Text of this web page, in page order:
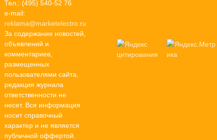
Тел.: (495) 540-52 76
e-mail:
reklama@marketelectro.ru
За содержание новостей,
объявлений и
комментариев,
размещенных
пользователями сайта,
редакция журнала
ответственности не
несет. Вся информация
носит справочный
характер и не является
публичной оффертой.